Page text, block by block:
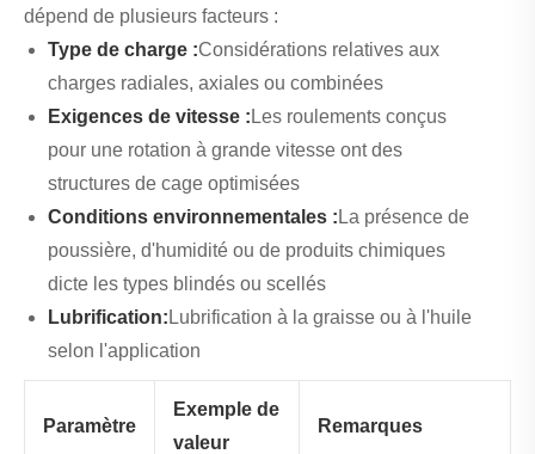
dépend de plusieurs facteurs :
Type de charge :Considérations relatives aux
charges radiales, axiales ou combinées
Exigences de vitesse : Les roulements conçus
pour une rotation à grande vitesse ont des
structures de cage optimisées
Conditions environnementales : La présence de
poussière, d'humidité ou de produits chimiques
dicte les types blindés ou scellés
Lubrification: Lubrification à la graisse ou à l'huile
selon l'application
Paramètre
Exemple de
valeur
Remarques